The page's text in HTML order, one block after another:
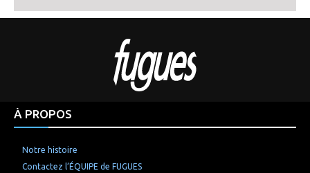
À PROPOS
Notre histoire
Contactez l’ÉQUIPE de FUGUES